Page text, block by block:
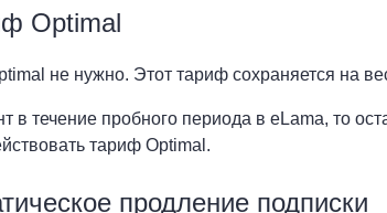
Optimal
не нужно. Этот тариф сохраняется на
в течение пробного периода в eLama, то
тариф Optimal.
продление подписки